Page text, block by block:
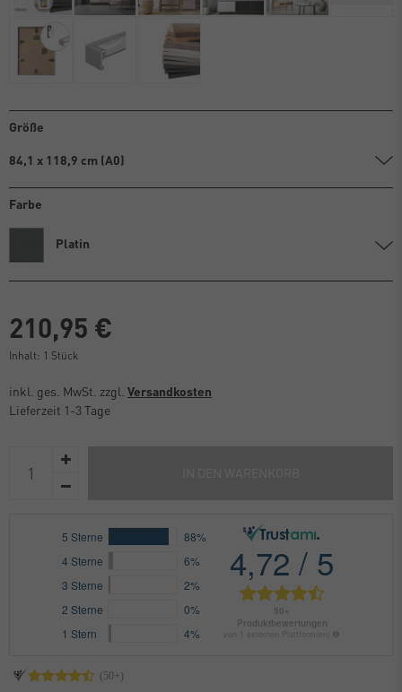
Größe
84,1 x 118,9 cm (A0)
Farbe
Platin
210,95 €
Inhalt: 1 Stück
inkl. ges. MwSt. zzgl. Versandkosten
Lieferzeit 1-3 Tage